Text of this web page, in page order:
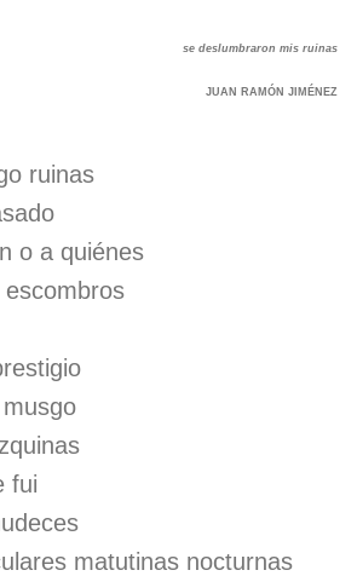
se deslumbraron mis ruinas
JUAN RAMÓN JIMÉNEZ
ruinas
o a quiénes
escombros
fui
matutinas nocturnas